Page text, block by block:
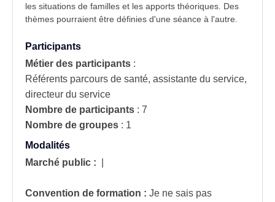
les situations de familles et les apports théoriques. Des
thèmes pourraient être définies d'une séance à l'autre.
Participants
Métier des participants :
Référents parcours de santé, assistante du service,
directeur du service
Nombre de participants : 7
Nombre de groupes : 1
Modalités
Marché public :
Convention de formation : Je ne sais pas